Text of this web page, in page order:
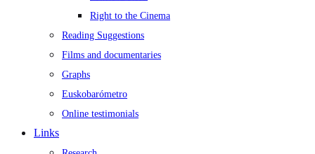
Right to the Cinema
Reading Suggestions
Films and documentaries
Graphs
Euskobarómetro
Online testimonials
Links